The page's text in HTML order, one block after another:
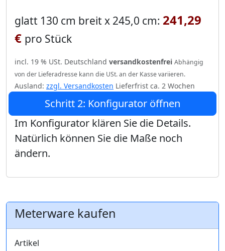
glatt 130 cm breit x 245,0 cm: 241,29
€ pro Stück
incl. 19 % USt. Deutschland versandkostenfrei Abhängig
von der Lieferadresse kann die USt. an der Kasse variieren.
Ausland: zzgl. Versandkosten Lieferfrist ca. 2 Wochen
Schritt 2: Konfigurator öffnen
Im Konfigurator klären Sie die Details.
Natürlich können Sie die Maße noch
ändern.
Meterware kaufen
Artikel